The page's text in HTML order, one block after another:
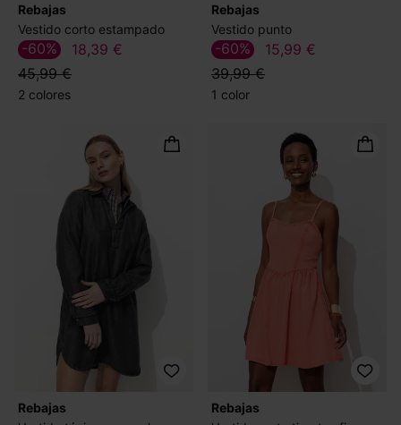
Rebajas
Vestido corto estampado
18,39 €
45,99 €
-60%
2 colores
Rebajas
Vestido punto
15,99 €
39,99 €
-60%
1 color
Rebajas
Rebajas